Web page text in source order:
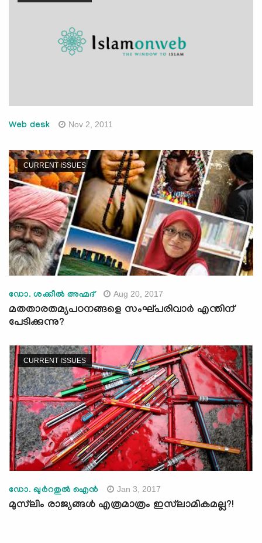
Web desk Nov 2, 2011
CURRENT ISSUES
ഡോ. ശക്കീല്‍ അഹ്മദ് Aug 20, 2017
മതതാരതമ്യപഠനങ്ങളെ സംഘ്പരിവാര്‍ എന്തിന്
പേടിക്കുന്നു?
CURRENT ISSUES
ഡോ. ഖുര്‍റതുല്‍ ഐന്‍ Jan 3, 2017
മുസ്‌ലിം രാജ്യങ്ങള്‍ എത്രമാത്രം ഇസ്‌ലാമികമല്ല?!